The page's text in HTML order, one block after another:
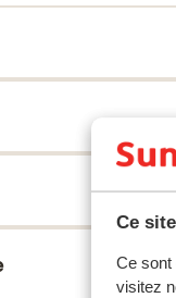
Ce
Ce sont
visitez